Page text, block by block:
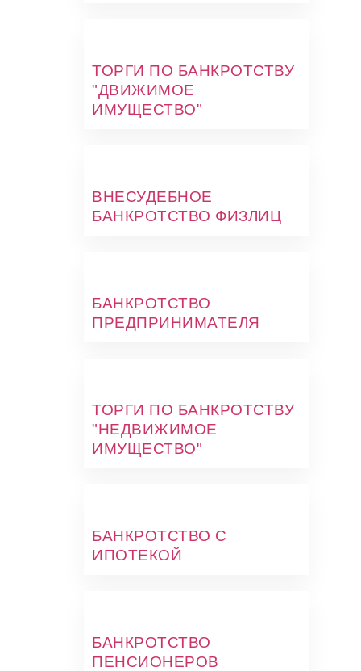
ТОРГИ ПО БАНКРОТСТВУ
"ДВИЖИМОЕ
ИМУЩЕСТВО"
ВНЕСУДЕБНОЕ
БАНКРОТСТВО ФИЗЛИЦ
БАНКРОТСТВО
ПРЕДПРИНИМАТЕЛЯ
ТОРГИ ПО БАНКРОТСТВУ
"НЕДВИЖИМОЕ
ИМУЩЕСТВО"
БАНКРОТСТВО С
ИПОТЕКОЙ
БАНКРОТСТВО
ПЕНСИОНЕРОВ